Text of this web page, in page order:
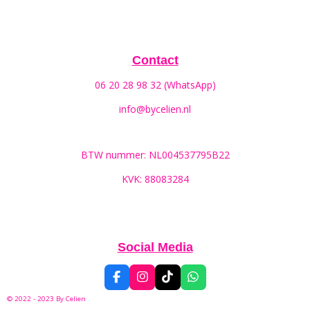
Contact
06 20 28 98 32 (WhatsApp)
info@bycelien.nl
BTW nummer: NL004537795B22
KVK: 88083284
Social Media
F
a
I
n
T
i
W
h
© 2022 - 2023 By Celien